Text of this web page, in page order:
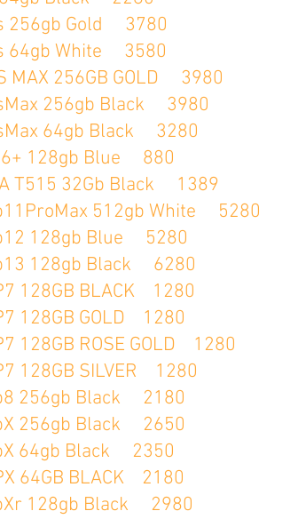
256gb Gold 3780
64gb White 3580
256GB GOLD 3980
256gb Black 3980
64gb Black 3280
128gb Blue 880
T515 32Gb Black 1389
512gb White 5280
128gb Blue 5280
128gb Black 6280
128GB BLACK 1280
128GB GOLD 1280
ROSE GOLD 1280
128GB SILVER 1280
256gb Black 2180
256gb Black 2650
64gb Black 2350
64GB BLACK 2180
128gb Black 2980